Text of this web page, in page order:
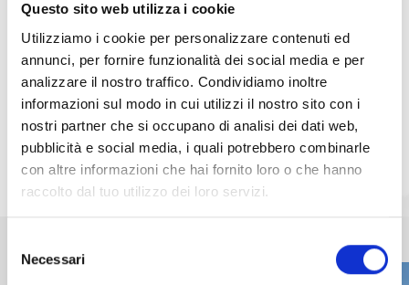
Questo sito web utilizza i cookie
Utilizziamo i cookie per personalizzare contenuti ed
annunci, per fornire funzionalità dei social media e per
analizzare il nostro traffico. Condividiamo inoltre
informazioni sul modo in cui utilizzi il nostro sito con i
nostri partner che si occupano di analisi dei dati web,
pubblicità e social media, i quali potrebbero combinarle
con altre informazioni che hai fornito loro o che hanno
raccolto dal tuo utilizzo dei loro servizi.
delNecessari